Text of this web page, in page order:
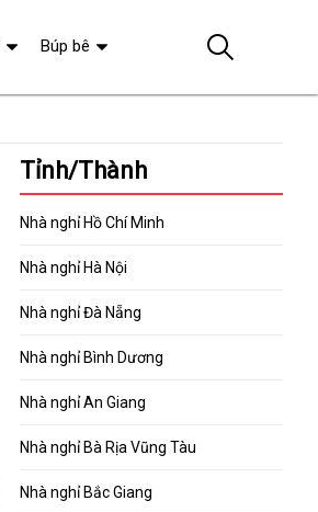
Tỉnh/Thành
Nhà nghỉ Hồ Chí Minh
Nhà nghỉ Hà Nội
Nhà nghỉ Đà Nẵng
Nhà nghỉ Bình Dương
Nhà nghỉ An Giang
Nhà nghỉ Bà Rịa Vũng Tàu
Nhà nghỉ Bắc Giang
Búp bê